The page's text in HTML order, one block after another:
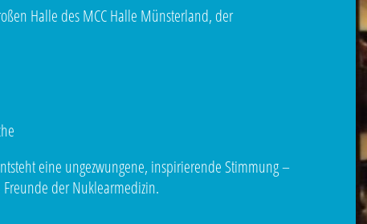
Halle des MCC Halle Münsterland, der
eine ungezwungene, inspirierende Stimmung –
der Nuklearmedizin.